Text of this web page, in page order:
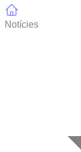
Notícies